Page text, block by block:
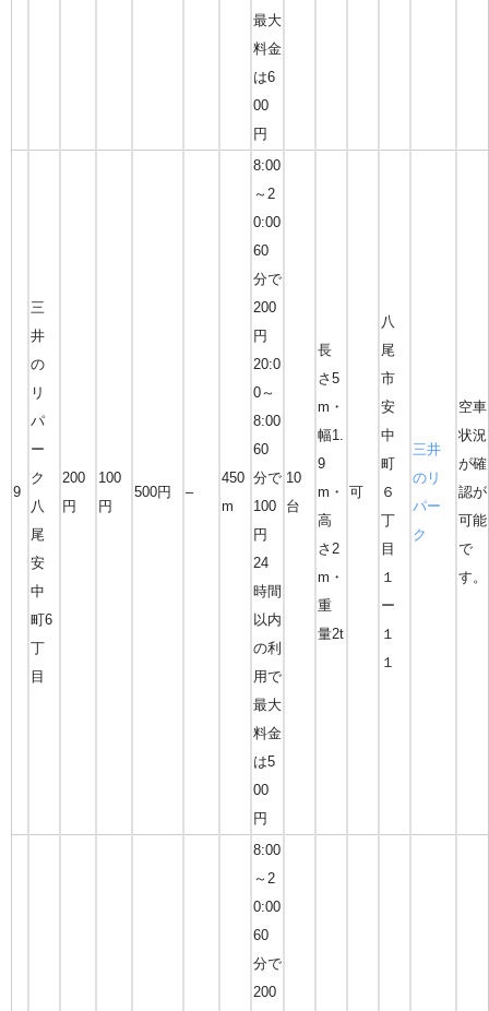
最大
料金
は6
00
円
9
三
井
の
リ
パ
ー
ク
八
尾
安
中
町6
丁
目
200
円
100
円
500円 –
450
m
8:00
～2
0:00
60
分で
200
円
20:0
0～
8:00
60
分で
100
円
24
時間
以内
の利
用で
最大
料金
は5
00
円
10
台
長
さ5
m・
幅1.
9
m・
高
さ2
m・
重
量2t
可
八
尾
市
安
中
町
６
丁
目
１
ー
１
１
三井
のリ
パー
ク
空車
状況
が確
認が
可能
で
す。
8:00
～2
0:00
60
分で
200